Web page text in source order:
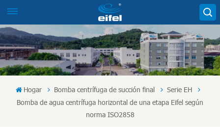
Hogar Bomba centrífuga de succión final
Serie EH
Bomba de agua centrífuga horizontal de una etapa Eifel según
norma ISO2858